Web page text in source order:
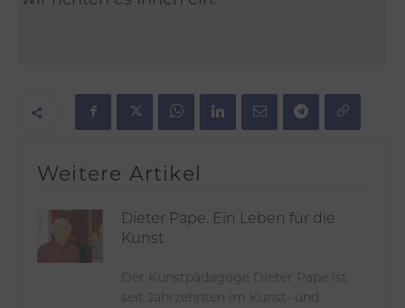
Weitere Artikel
Dieter Pape. Ein Leben für die
Kunst
Der Kunstpädagoge Dieter Pape ist
seit Jahrzehnten im Kunst- und